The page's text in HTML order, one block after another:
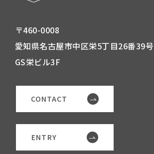
〒460-0008
愛知県名古屋市中区栄5丁目26番39号
GS栄ビル3F
CONTACT
ENTRY